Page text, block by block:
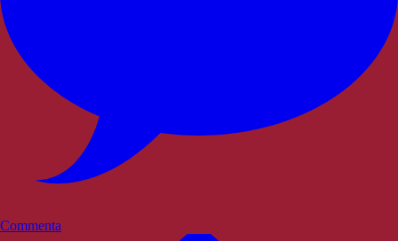
Commenta